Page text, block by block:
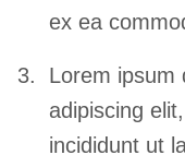
ex ea
Lorem ipsum
adipiscing
incididunt ut